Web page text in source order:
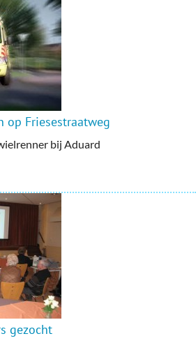
op Friesestraatweg
bij Aduard
gezocht